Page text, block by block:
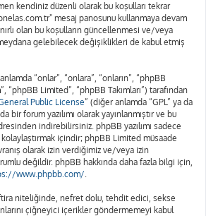
kendiniz düzenli olarak bu koşulları tekrar
mesaj panosunu kullanmaya devam
olan bu koşulların güncellenmesi ve/veya
gelebilecek değişiklikleri de kabul etmiş
“onlar”, “onlara”, “onların”, “phpBB
“phpBB Limited”, “phpBB Takımları”) tarafından
Public License” (diğer anlamda “GPL” ya da
bir forum yazılımı olarak yayınlanmıştır ve bu
indirebilirsiniz. phpBB yazılımı sadece
kolaylaştırmak içindir; phpBB Limited müsaade
olarak izin verdiğimiz ve/veya izin
değildir. phpBB hakkında daha fazla bilgi için,
www.phpbb.com/.
niteliğinde, nefret dolu, tehdit edici, sekse
çiğneyici içerikler göndermemeyi kabul